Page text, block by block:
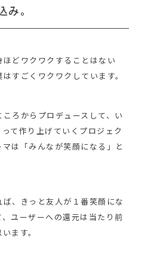
。
どワクワクすることはない
すごくワクワクしています。
ろからプロデュースして、い
て作り上げていくプロジェク
は「みんなが笑顔になる」と
、きっと友人が１番笑顔にな
ユーザーへの還元は当たり前
ます。